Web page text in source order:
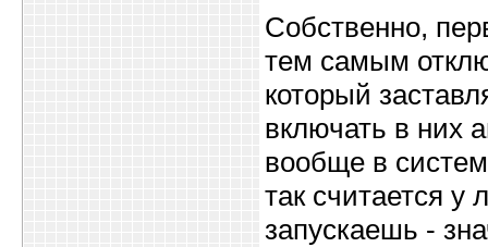
Собственно,
тем самым
который
включать в них
вообще в
так считается у
запускаешь -